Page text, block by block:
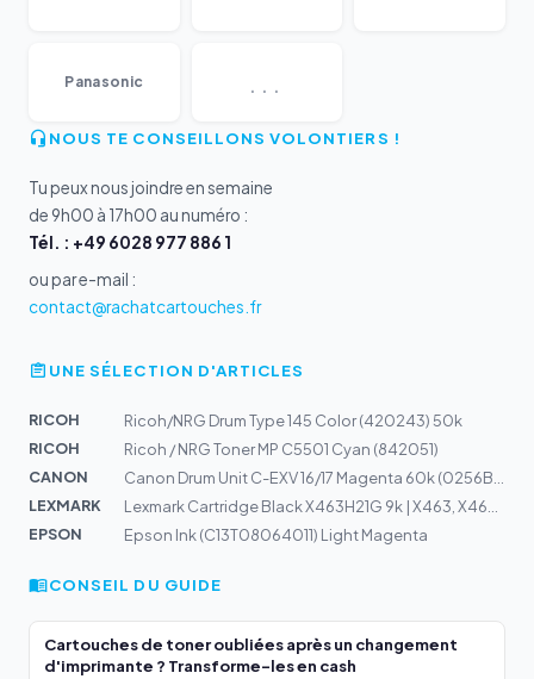
Panasonic ...
NOUS TE CONSEILLONS VOLONTIERS !
Tu peux nous joindre en semaine
de 9h00 à 17h00 au numéro :
Tél. : +49 6028 977 886 1
ou par e-mail :
contact@rachatcartouches.fr
UNE SÉLECTION D'ARTICLES
RICOH
Ricoh/NRG Drum Type 145 Color (420243) 50k
RICOH
Ricoh / NRG Toner MP C5501 Cyan (842051)
CANON
Canon Drum Unit C-EXV 16/17 Magenta 60k (0256B002)
LEXMARK
Lexmark Cartridge Black X463H21G 9k | X463, X464, X466
EPSON
Epson Ink (C13T08064011) Light Magenta
CONSEIL DU GUIDE
Cartouches de toner oubliées après un changement
d'imprimante ? Transforme-les en cash